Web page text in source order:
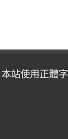
本站使用正體字